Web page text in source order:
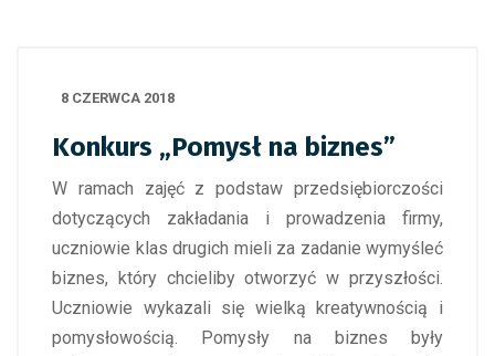
8 CZERWCA 2018
Konkurs „Pomysł na biznes”
W ramach zajęć z podstaw przedsiębiorczości
dotyczących zakładania i prowadzenia firmy,
uczniowie klas drugich mieli za zadanie wymyśleć
biznes, który chcieliby otworzyć w przyszłości.
Uczniowie wykazali się wielką kreatywnością i
pomysłowością. Pomysły na biznes były